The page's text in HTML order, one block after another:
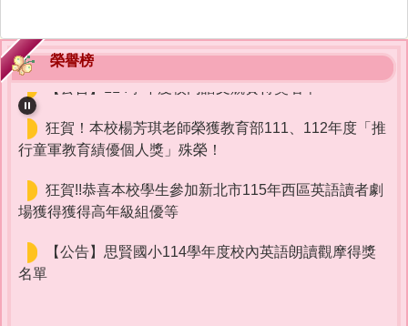
榮譽榜
【公告】114學年度校內語文競賽得獎名單
行童軍教育績優個人獎」殊榮！
場獲得獲得高年級組優等
名單